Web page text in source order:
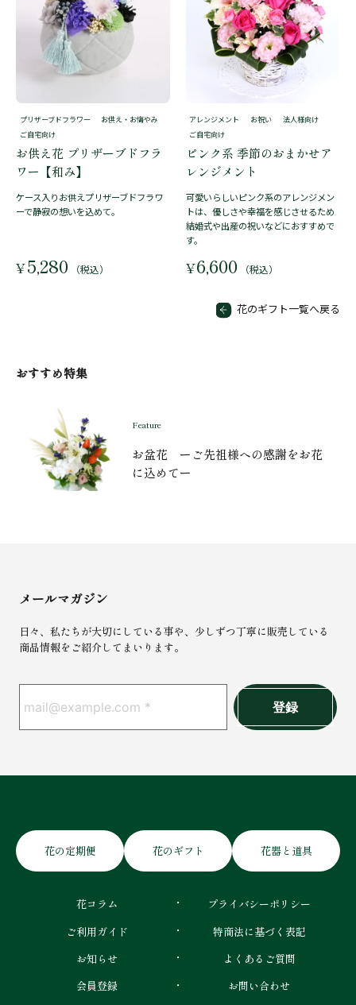
プリザーブドフラワー
お供え・お悔やみ
ご自宅向け
お供え花 プリザーブドフラ
ワー【和み】
ケース入りお供えプリザーブドフラワ
ーで静寂の想いを込めて。
¥5,280 （税込）
アレンジメント お祝い
法人様向け
ご自宅向け
ピンク系 季節のおまかせア
レンジメント
可愛いらしいピンク系のアレンジメン
トは、優しさや幸福を感じさせるため
結婚式や出産の祝いなどにおすすめで
す。
¥6,600 （税込）
花のギフト一覧へ戻る
おすすめ特集
Feature
お盆花 ーご先祖様への感謝をお花
に込めてー
メールマガジン
日々、私たちが大切にしている事や、少しずつ丁寧に販売している
商品情報をご紹介してまいります。
花の定期便 花のギフト 花器と道具
花コラム
ご利用ガイド
お知らせ
会員登録
プライバシーポリシー
特商法に基づく表記
よくあるご質問
お問い合わせ